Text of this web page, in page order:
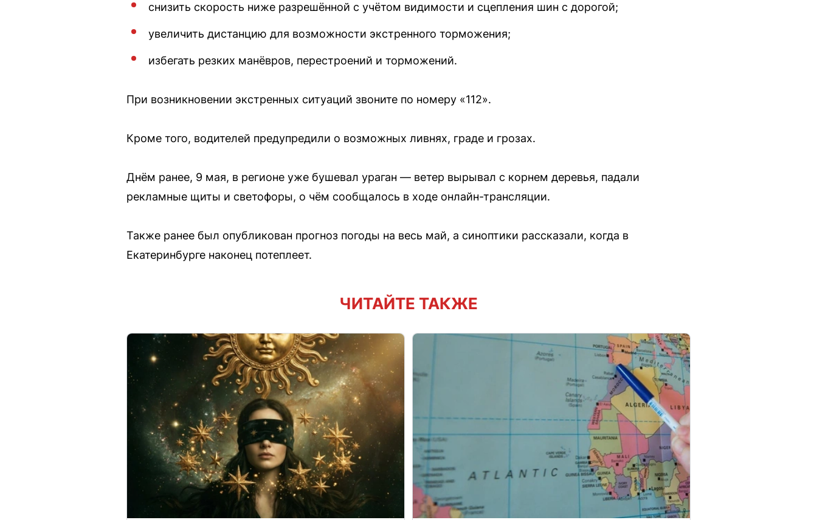
снизить скорость ниже разрешённой с учётом видимости и сцепления шин с дорогой;
увеличить дистанцию для возможности экстренного торможения;
избегать резких манёвров, перестроений и торможений.
При возникновении экстренных ситуаций звоните по номеру «112».
Кроме того, водителей предупредили о возможных ливнях, граде и грозах.
Днём ранее, 9 мая, в регионе уже бушевал ураган — ветер вырывал с корнем деревья, падали
рекламные щиты и светофоры, о чём сообщалось в ходе онлайн-трансляции.
Также ранее был опубликован прогноз погоды на весь май, а синоптики рассказали, когда в
Екатеринбурге наконец потеплеет.
ЧИТАЙТЕ ТАКЖЕ